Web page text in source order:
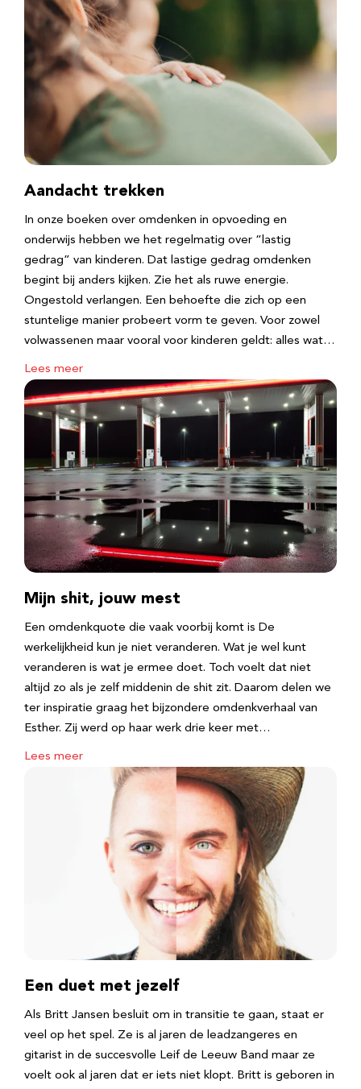
Aandacht trekken
In onze boeken over omdenken in opvoeding en
onderwijs hebben we het regelmatig over “lastig
gedrag” van kinderen. Dat lastige gedrag omdenken
begint bij anders kijken. Zie het als ruwe energie.
Ongestold verlangen. Een behoefte die zich op een
stuntelige manier probeert vorm te geven. Voor zowel
volwassenen maar vooral voor kinderen geldt: alles wat…
Lees meer
Mijn shit, jouw mest
Een omdenkquote die vaak voorbij komt is De
werkelijkheid kun je niet veranderen. Wat je wel kunt
veranderen is wat je ermee doet. Toch voelt dat niet
altijd zo als je zelf middenin de shit zit. Daarom delen we
ter inspiratie graag het bijzondere omdenkverhaal van
Esther. Zij werd op haar werk drie keer met…
Lees meer
Een duet met jezelf
Als Britt Jansen besluit om in transitie te gaan, staat er
veel op het spel. Ze is al jaren de leadzangeres en
gitarist in de succesvolle Leif de Leeuw Band maar ze
voelt ook al jaren dat er iets niet klopt. Britt is geboren in